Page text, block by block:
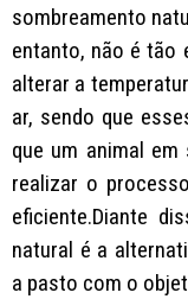
sombreamento
entanto, não é tão
alterar a
ar, sendo que
que um animal
realizar o
eficiente.Diante
natural é a
a pasto com o